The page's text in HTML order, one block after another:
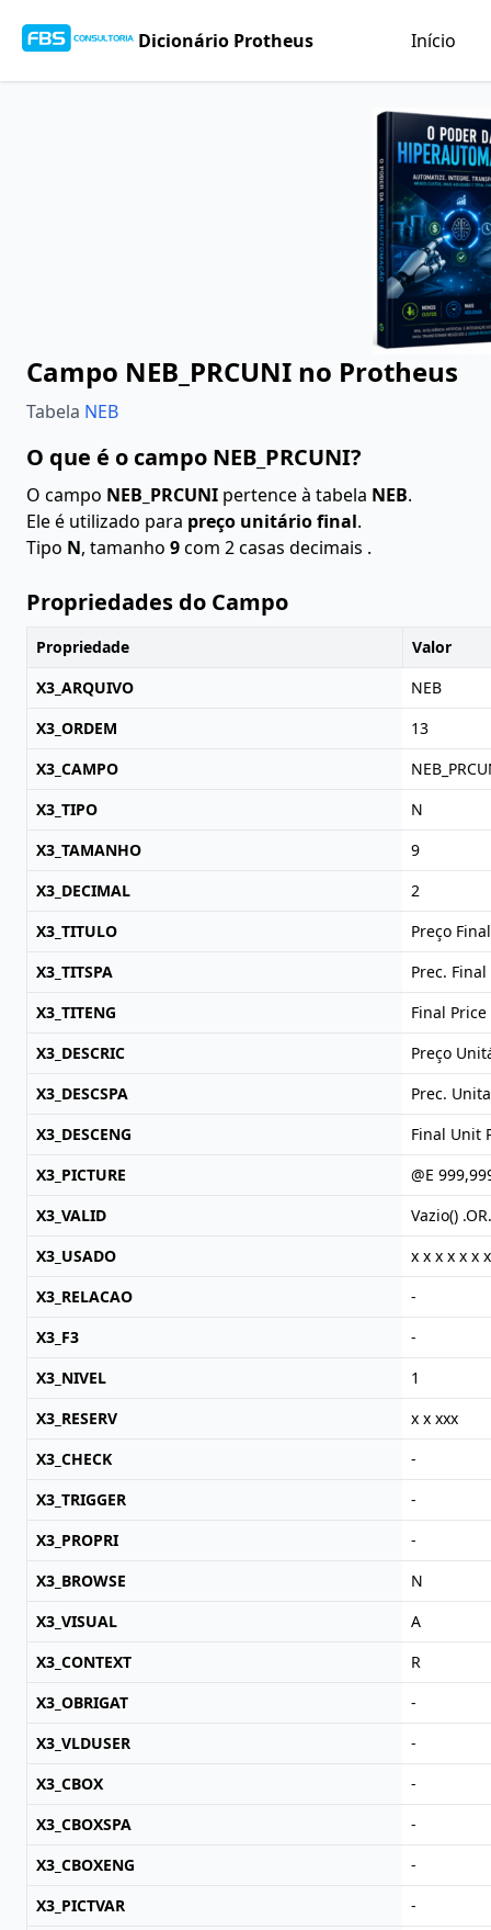
Dicionário Protheus Início
Campo NEB_PRCUNI no Protheus
Tabela NEB
O que é o campo NEB_PRCUNI?
O campo NEB_PRCUNI pertence à tabela NEB.
Ele é utilizado para preço unitário final.
Tipo N, tamanho 9com 2 casas decimais .
Propriedades do Campo
Propriedade
Valor
X3_ARQUIVO
NEB
X3_ORDEM
13
X3_CAMPO
X3_TIPO
N
X3_TAMANHO
9
X3_DECIMAL
2
X3_TITULO
Preço Final
X3_TITSPA
Prec. Final
X3_TITENG
Final Price
X3_DESCRIC
Preço
X3_DESCSPA
Prec.
X3_DESCENG
Final Unit
X3_PICTURE
@E
X3_VALID
Vazio()
X3_USADO
x x x x x x
X3_RELACAO
-
X3_F3
-
X3_NIVEL
1
X3_RESERV
x x xxx
X3_CHECK
-
X3_TRIGGER
-
X3_PROPRI
-
X3_BROWSE
N
X3_VISUAL
A
X3_CONTEXT
R
X3_OBRIGAT
-
X3_VLDUSER
-
X3_CBOX
-
X3_CBOXSPA
-
X3_CBOXENG
-
X3_PICTVAR
-